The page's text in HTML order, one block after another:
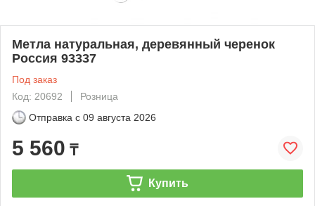
Метла натуральная, деревянный черенок
Россия 93337
Под заказ
Код: 20692
Розница
Отправка с 09 августа 2026
5 560 ₸
Купить